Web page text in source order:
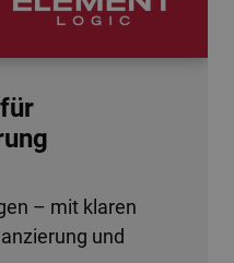
– mit klaren
und